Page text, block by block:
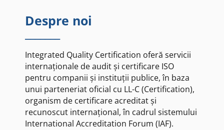
Despre noi
_______
Integrated Quality Certification oferă servicii
internaționale de audit și certificare ISO
pentru companii și instituții publice, în baza
unui parteneriat oficial cu LL-C (Certification),
organism de certificare acreditat și
recunoscut internațional, în cadrul sistemului
International Accreditation Forum (IAF).